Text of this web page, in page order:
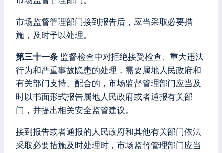
市场监督管理部门接到报告后，应当采取必要措
施，及时予以处理。
第三十一条 监督检查中对拒绝接受检查、重大违法
行为和严重事故隐患的处理，需要属地人民政府和
有关部门支持、配合的，市场监督管理部门应当及
时以书面形式报告属地人民政府或者通报有关部
门，并提出相关安全监管建议。
接到报告或者通报的人民政府和其他有关部门依法
采取必要措施及时处理时，市场监督管理部门应当